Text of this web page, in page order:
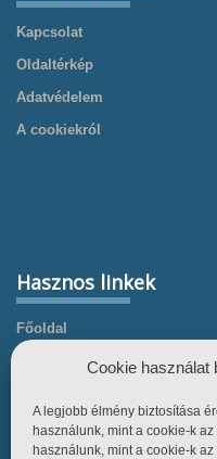
Kapcsolat
Oldaltérkép
Adatvédelem
A cookiekról
Hasznos linkek
Főoldal
Tudástár
Cookie használat
A legjobb élmény biztosítása
használunk, mint a cookie-k
használunk, mint a cookie-k